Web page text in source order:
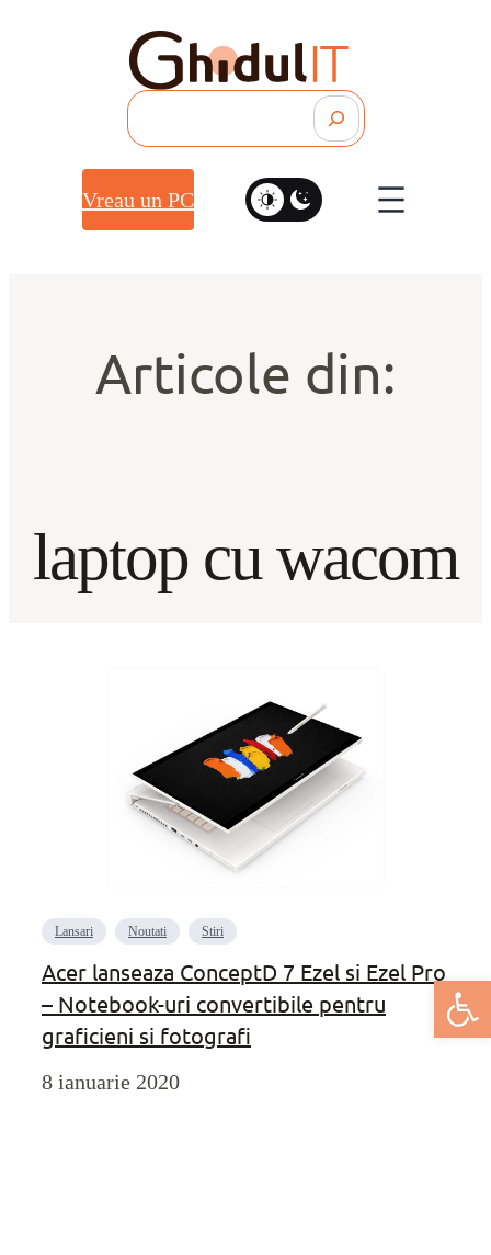
Deschide
Vreau un PC
Articole din:
laptop cu wacom
Lansari Noutati Stiri
Acer lanseaza ConceptD 7 Ezel si Ezel Pro
– Notebook-uri convertibile pentru
graficieni si fotografi
8 ianuarie 2020